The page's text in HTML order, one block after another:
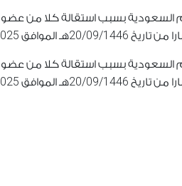
بسبب استقالة كلا من
من تاريخ 20/09/1446هـ الموافق
بسبب استقالة كلا من
من تاريخ 20/09/1446هـ الموافق